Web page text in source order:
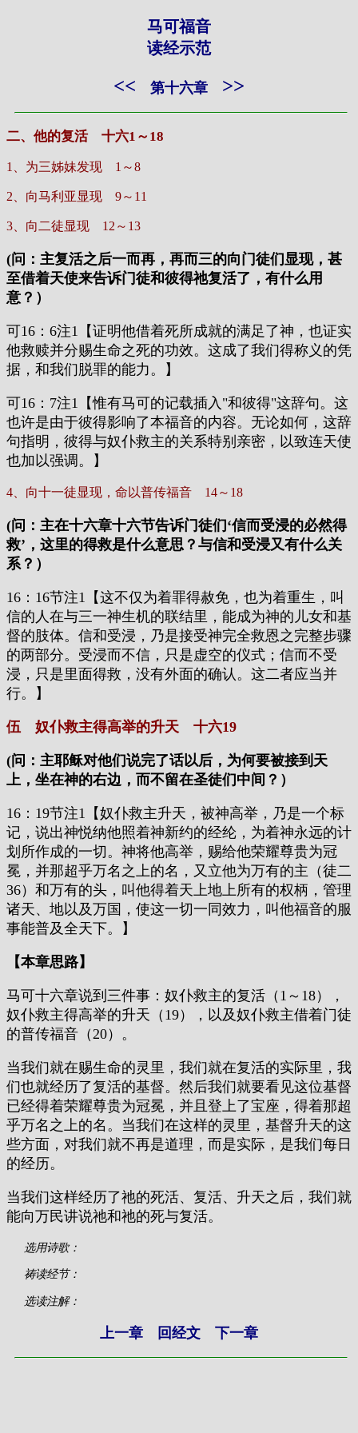
马可福音
读经示范
<< 第十六章 >>
二、他的复活 十六1～18
1、为三姊妹发现 1～8
2、向马利亚显现 9～11
3、向二徒显现 12～13
(问：主复活之后一而再，再而三的向门徒们显现，甚
至借着天使来告诉门徒和彼得祂复活了，有什么用
意？）
可16：6注1【证明他借着死所成就的满足了神，也证实
他救赎并分赐生命之死的功效。这成了我们得称义的凭
据，和我们脱罪的能力。】
可16：7注1【惟有马可的记载插入"和彼得"这辞句。这
也许是由于彼得影响了本福音的内容。无论如何，这辞
句指明，彼得与奴仆救主的关系特别亲密，以致连天使
也加以强调。】
4、向十一徒显现，命以普传福音 14～18
(问：主在十六章十六节告诉门徒们‘信而受浸的必然得
救’，这里的得救是什么意思？与信和受浸又有什么关
系？）
16：16节注1【这不仅为着罪得赦免，也为着重生，叫
信的人在与三一神生机的联结里，能成为神的儿女和基
督的肢体。信和受浸，乃是接受神完全救恩之完整步骤
的两部分。受浸而不信，只是虚空的仪式；信而不受
浸，只是里面得救，没有外面的确认。这二者应当并
行。】
伍 奴仆救主得高举的升天 十六19
(问：主耶稣对他们说完了话以后，为何要被接到天
上，坐在神的右边，而不留在圣徒们中间？）
16：19节注1【奴仆救主升天，被神高举，乃是一个标
记，说出神悦纳他照着神新约的经纶，为着神永远的计
划所作成的一切。神将他高举，赐给他荣耀尊贵为冠
冕，并那超乎万名之上的名，又立他为万有的主（徒二
36）和万有的头，叫他得着天上地上所有的权柄，管理
诸天、地以及万国，使这一切一同效力，叫他福音的服
事能普及全天下。】
【本章思路】
马可十六章说到三件事：奴仆救主的复活（1～18），
奴仆救主得高举的升天（19），以及奴仆救主借着门徒
的普传福音（20）。
当我们就在赐生命的灵里，我们就在复活的实际里，我
们也就经历了复活的基督。然后我们就要看见这位基督
已经得着荣耀尊贵为冠冕，并且登上了宝座，得着那超
乎万名之上的名。当我们在这样的灵里，基督升天的这
些方面，对我们就不再是道理，而是实际，是我们每日
的经历。
当我们这样经历了祂的死活、复活、升天之后，我们就
能向万民讲说祂和祂的死与复活。
选用诗歌：
祷读经节：
选读注解：
上一章 回经文 下一章